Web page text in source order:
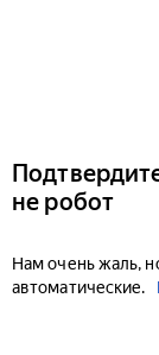
не робот
Нам очень жаль,
автоматические.